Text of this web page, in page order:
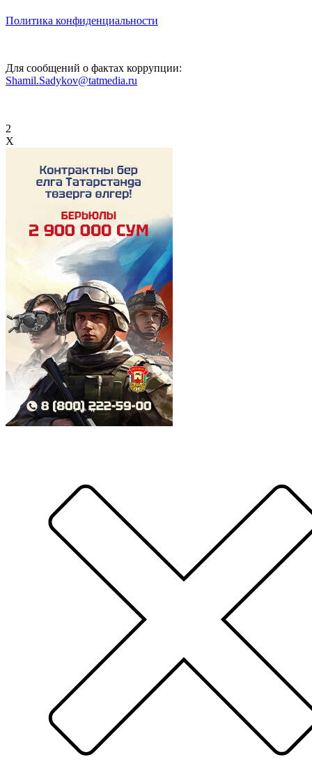
Политика конфиденциальности
Для сообщений о фактах коррупции:
Shamil.Sadykov@tatmedia.ru
2
X